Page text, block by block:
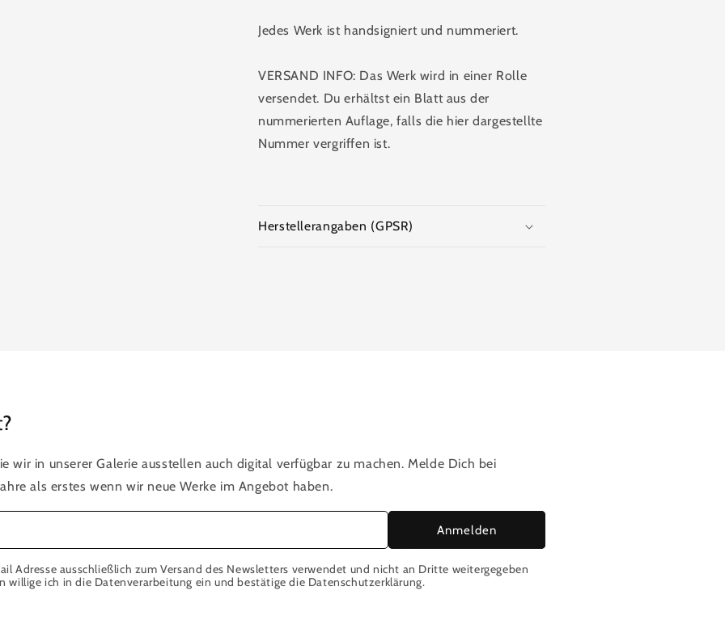
Jedes Werk ist handsigniert und nummeriert.
VERSAND INFO: Das Werk wird in einer Rolle
versendet. Du erhältst ein Blatt aus der
nummerierten Auflage, falls die hier dargestellte
Nummer vergriffen ist.
Herstellerangaben (GPSR)
wir in unserer Galerie ausstellen auch digital verfügbar zu machen. Melde Dich bei
als erstes wenn wir neue Werke im Angebot haben.
Anmelden
Adresse ausschließlich zum Versand des Newsletters verwendet und nicht an Dritte weitergegeben
willige ich in die Datenverarbeitung ein und bestätige die Datenschutzerklärung.